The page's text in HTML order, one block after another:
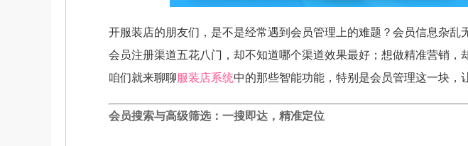
开服装店的朋友们，是不是经常遇到会员管理上的难题？会员信息杂乱
会员注册渠道五花八门，却不知道哪个渠道效果最好；想做精准营销
咱们就来聊聊服装店系统中的那些智能功能，特别是会员管理这一块，
会员搜索与高级筛选：一搜即达，精准定位